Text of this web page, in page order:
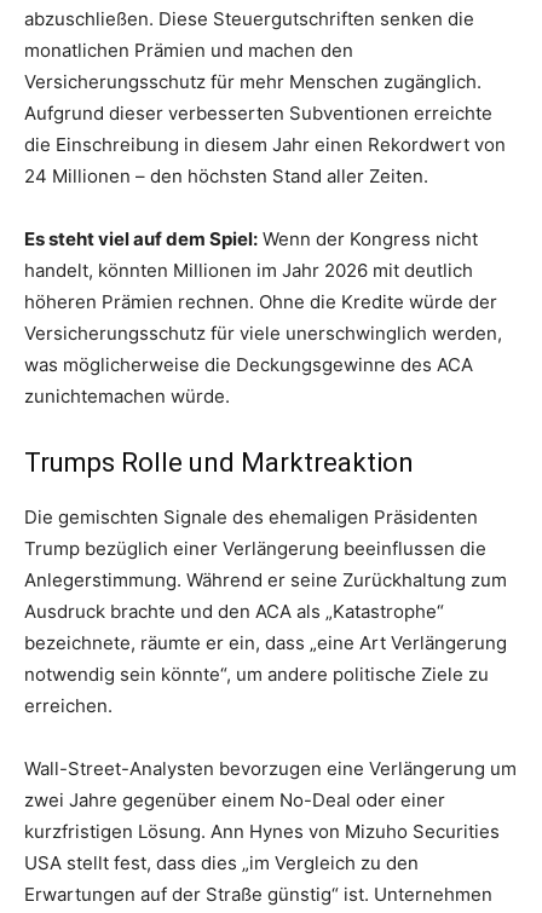
abzuschließen. Diese Steuergutschriften senken die
monatlichen Prämien und machen den
Versicherungsschutz für mehr Menschen zugänglich.
Aufgrund dieser verbesserten Subventionen erreichte
die Einschreibung in diesem Jahr einen Rekordwert von
24 Millionen – den höchsten Stand aller Zeiten.
Es steht viel auf dem Spiel: Wenn der Kongress nicht
handelt, könnten Millionen im Jahr 2026 mit deutlich
höheren Prämien rechnen. Ohne die Kredite würde der
Versicherungsschutz für viele unerschwinglich werden,
was möglicherweise die Deckungsgewinne des ACA
zunichtemachen würde.
Trumps Rolle und Marktreaktion
Die gemischten Signale des ehemaligen Präsidenten
Trump bezüglich einer Verlängerung beeinflussen die
Anlegerstimmung. Während er seine Zurückhaltung zum
Ausdruck brachte und den ACA als „Katastrophe“
bezeichnete, räumte er ein, dass „eine Art Verlängerung
notwendig sein könnte“, um andere politische Ziele zu
erreichen.
Wall-Street-Analysten bevorzugen eine Verlängerung um
zwei Jahre gegenüber einem No-Deal oder einer
kurzfristigen Lösung. Ann Hynes von Mizuho Securities
USA stellt fest, dass dies „im Vergleich zu den
Erwartungen auf der Straße günstig“ ist. Unternehmen